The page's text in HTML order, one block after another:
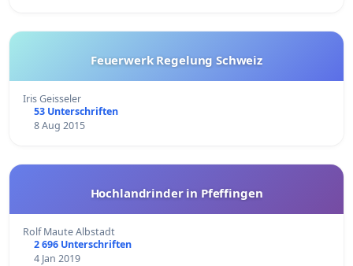
Feuerwerk Regelung Schweiz
Iris Geisseler
53 Unterschriften
8 Aug 2015
Hochlandrinder in Pfeffingen
Rolf Maute Albstadt
2 696 Unterschriften
4 Jan 2019